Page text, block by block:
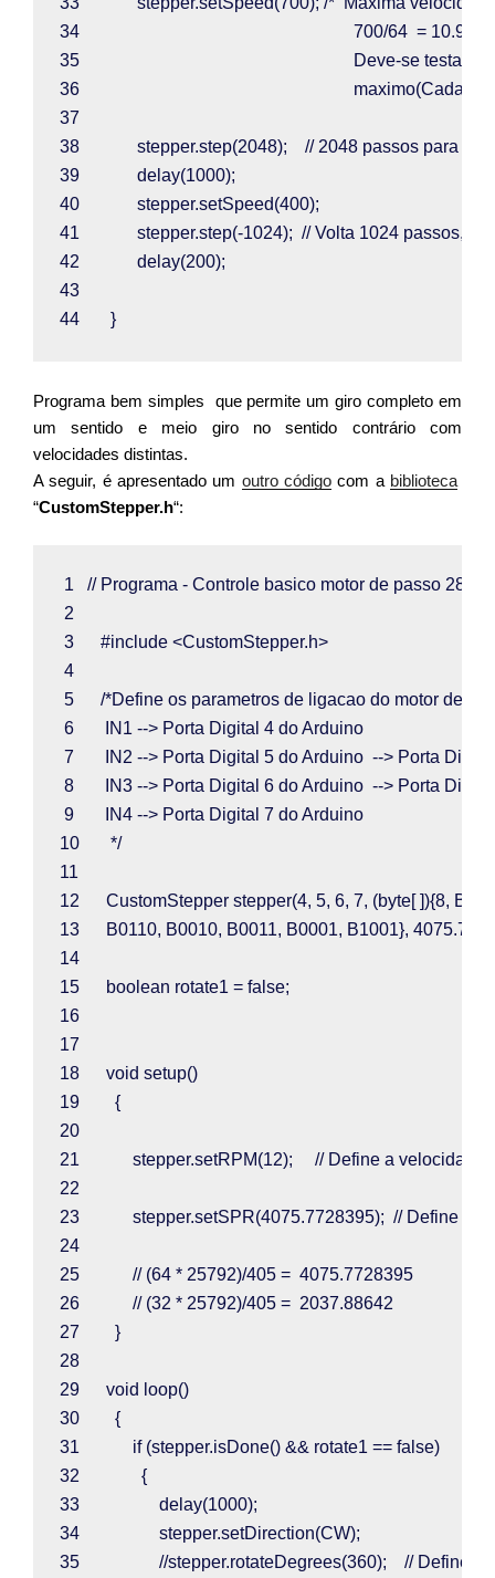
34 700/64  = 10.94
35
Deve-se testar a
36 maximo(Cada
37
38 stepper.step(2048); // 2048 passos para
39 delay(1000);
40 stepper.setSpeed(400);
41 stepper.step(-1024); // Volta 1024 passos,
42 delay(200);
43
44 }
Programa bem simples que permite um giro completo em
um sentido e meio giro no sentido contrário com
velocidades distintas.
A seguir, é apresentado um outro código com a biblioteca
“CustomStepper.h“:
1
// Programa - Controle basico motor de passo
2
3 #include <CustomStepper.h>
4
5 /*Define os parametros de ligacao do motor de
6
IN1 --> Porta Digital 4 do Arduino
7
IN2 --> Porta Digital 5 do Arduino  --> Porta
8
IN3 --> Porta Digital 6 do Arduino  --> Porta
9
IN4 --> Porta Digital 7 do Arduino
10 */
11
12 CustomStepper stepper(4, 5, 6, 7, (byte [ ]){8,
13
B0110, B0010, B0011, B0001, B1001},
14
15
boolean rotate1 = false;
16
17
18 void setup()
19 {
20
21 stepper.setRPM(12); // Define a velocidade
22
23 stepper.setSPR(4075.7728395); // Define o
24
25 // (64 * 25792)/405 =  4075.7728395
26 // (32 * 25792)/405 =  2037.88642
27 }
28
29 void loop()
30 {
31 if (stepper.isDone() && rotate1 == false)
32 {
33 delay(1000);
34 stepper.setDirection(CW);
35 //stepper.rotateDegrees(360);    // Define o